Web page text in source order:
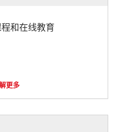
和在线教育
更多